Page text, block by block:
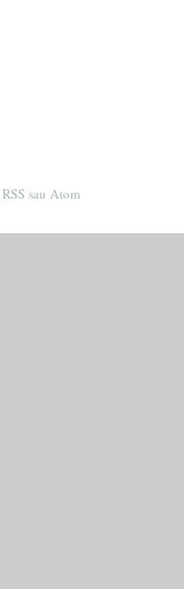
RSS sau Atom